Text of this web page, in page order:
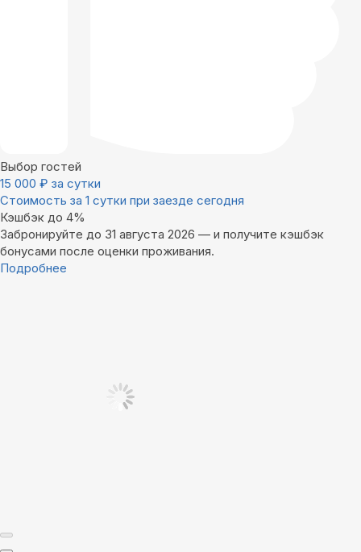
Выбор гостей
15 000 ₽ за сутки
Стоимость за 1 сутки при заезде сегодня
Кэшбэк до 4%
Забронируйте до 31 августа 2026 — и получите кэшбэк
бонусами после оценки проживания.
Подробнее